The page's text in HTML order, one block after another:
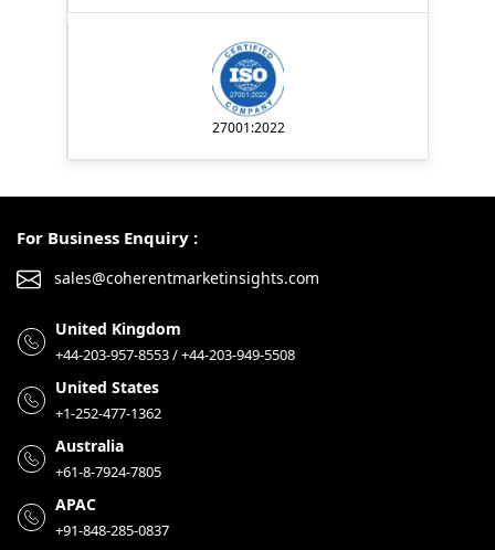
27001:2022
For Business Enquiry :
sales@coherentmarketinsights.com
United Kingdom
+44-203-957-8553 / +44-203-949-5508
United States
+1-252-477-1362
Australia
+61-8-7924-7805
APAC
+91-848-285-0837